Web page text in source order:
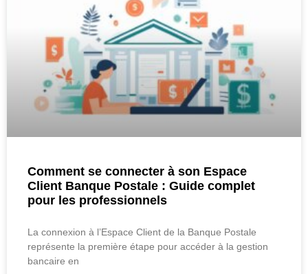
Comment se connecter à son Espace
Client Banque Postale : Guide complet
pour les professionnels
La connexion à l’Espace Client de la Banque Postale
représente la première étape pour accéder à la gestion
bancaire en